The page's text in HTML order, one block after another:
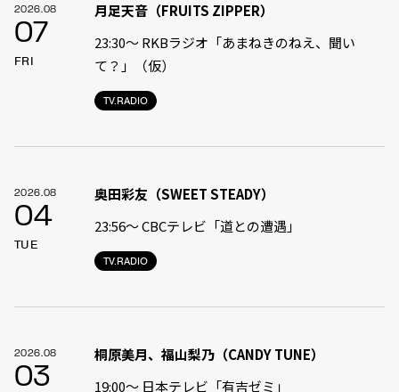
2026.08
07
FRI
TV.RADIO
月足天音（FRUITS ZIPPER）
23:30〜 RKBラジオ「あまねきのねえ、聞い
て？」（仮）
2026.08
04
TUE
TV.RADIO
奥田彩友（SWEET STEADY）
23:56〜 CBCテレビ「道との遭遇」
2026.08
03
桐原美月、福山梨乃（CANDY TUNE）
19:00〜 日本テレビ「有吉ゼミ」